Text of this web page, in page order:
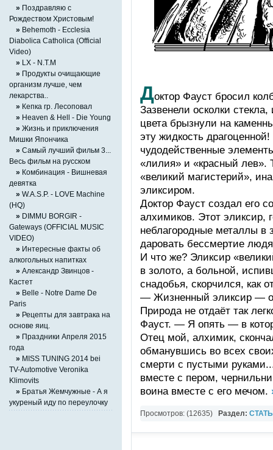
Доктор Фауст бросил
Зазвенели осколки
цвета брызнули на
эту жидкость
чудодейственные
«лилия» и «красный лев».
«великий магистерий»,
эликсиром.
Доктор Фауст создал его
алхимиков. Этот эликсир,
неблагородные металлы в
даровать бессмертие
И что же? Эликсир
в золото, а больной,
снадобья, скорчился, как
— Жизненный эликсир —
Природа не отдаёт так
Фауст. — Я опять — в
Отец мой, алхимик,
обманувшись во всех
смерти с пустыми
вместе с пером,
воина вместе с его мечом.
Просмотров: (12635) Раздел:
» Поздравляю с
Рождеством Христовым!
» Behemoth - Ecclesia
Diabolica Catholica (Official
Video)
» LX - N.T.M
» Продукты очищающие
организм лучше, чем
лекарства..
» Кепка гр. Лесоповал
» Heaven & Hell - Die Young
» Жизнь и приключения
Мишки Япончика
» Самый лучший фильм 3...
Весь фильм на русском
» Комбинация - Вишневая
девятка
» W.A.S.P. - LOVE Machine
(HQ)
» DIMMU BORGIR -
Gateways (OFFICIAL MUSIC
VIDEO)
» Интересные факты об
алкогольных напитках
» Александр Звинцов -
Кастет
» Belle - Notre Dame De
Paris
» Рецепты для завтрака на
основе яиц.
» Праздники Апреля 2015
года
» MISS TUNING 2014 bei
TV-Automotive Veronika
Klimovits
» Братья Жемчужные - А я
укуреный иду по переулочку